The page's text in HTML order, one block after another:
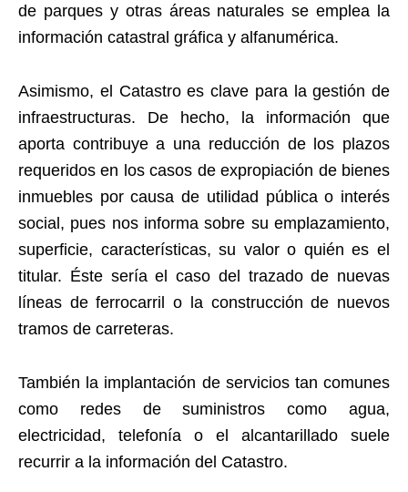
de parques y otras áreas naturales se emplea la
información catastral gráfica y alfanumérica.
Asimismo, el Catastro es clave para la gestión de
infraestructuras. De hecho, la información que
aporta contribuye a una reducción de los plazos
requeridos en los casos de expropiación de bienes
inmuebles por causa de utilidad pública o interés
social, pues nos informa sobre su emplazamiento,
superficie, características, su valor o quién es el
titular. Éste sería el caso del trazado de nuevas
líneas de ferrocarril o la construcción de nuevos
tramos de carreteras.
También la implantación de servicios tan comunes
como redes de suministros como agua,
electricidad, telefonía o el alcantarillado suele
recurrir a la información del Catastro.